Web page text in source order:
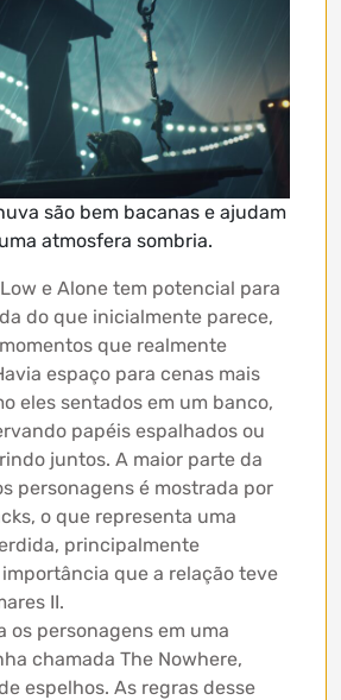
são bem bacanas e ajudam
atmosfera sombria.
e Alone tem potencial para
do que inicialmente parece,
que realmente
espaço para cenas mais
eles sentados em um banco,
papéis espalhados ou
juntos. A maior parte da
personagens é mostrada por
o que representa uma
principalmente
que a relação teve
II.
os personagens em uma
chamada The Nowhere,
espelhos. As regras desse